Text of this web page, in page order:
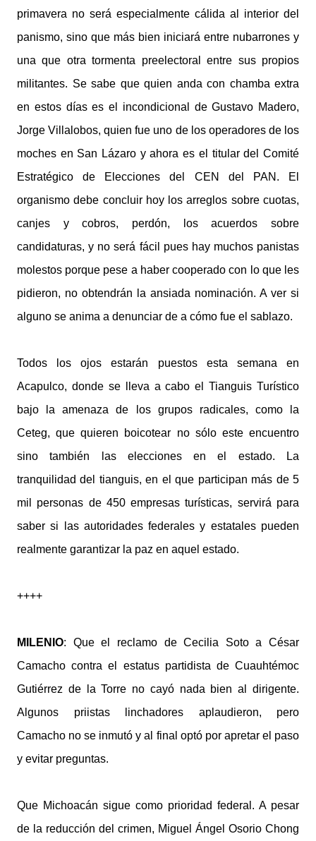
primavera no será especialmente cálida al interior del
panismo, sino que más bien iniciará entre nubarrones y
una que otra tormenta preelectoral entre sus propios
militantes. Se sabe que quien anda con chamba extra
en estos días es el incondicional de Gustavo Madero,
Jorge Villalobos, quien fue uno de los operadores de los
moches en San Lázaro y ahora es el titular del Comité
Estratégico de Elecciones del CEN del PAN. El
organismo debe concluir hoy los arreglos sobre cuotas,
canjes y cobros, perdón, los acuerdos sobre
candidaturas, y no será fácil pues hay muchos panistas
molestos porque pese a haber cooperado con lo que les
pidieron, no obtendrán la ansiada nominación. A ver si
alguno se anima a denunciar de a cómo fue el sablazo.
Todos los ojos estarán puestos esta semana en
Acapulco, donde se lleva a cabo el Tianguis Turístico
bajo la amenaza de los grupos radicales, como la
Ceteg, que quieren boicotear no sólo este encuentro
sino también las elecciones en el estado. La
tranquilidad del tianguis, en el que participan más de 5
mil personas de 450 empresas turísticas, servirá para
saber si las autoridades federales y estatales pueden
realmente garantizar la paz en aquel estado.
++++
MILENIO: Que el reclamo de Cecilia Soto a César
Camacho contra el estatus partidista de Cuauhtémoc
Gutiérrez de la Torre no cayó nada bien al dirigente.
Algunos priistas linchadores aplaudieron, pero
Camacho no se inmutó y al final optó por apretar el paso
y evitar preguntas.
Que Michoacán sigue como prioridad federal. A pesar
de la reducción del crimen, Miguel Ángel Osorio Chong